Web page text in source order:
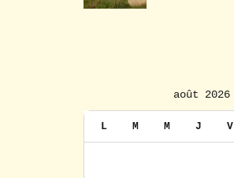
août 2026
L M M J V